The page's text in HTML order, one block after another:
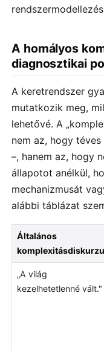
A homályos
diagnosztikai
A keretrendszer
mutatkozik meg,
lehetővé. A
nem az, hogy
–, hanem az, hogy
állapotot anélkül,
mechanizmusát
alábbi táblázat
Általános
„A világ
kezelhetetlenné vált."